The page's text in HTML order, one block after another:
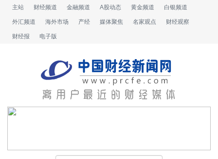
主站 财经频道 金融频道 A股动态 黄金频道 白银频道
外汇频道 海外市场 产经 媒体聚焦 名家观点 财经观察
财经报 电子版